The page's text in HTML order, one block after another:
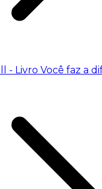
- Livro Você faz a